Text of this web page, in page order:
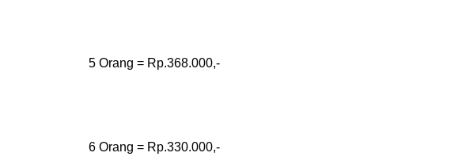
5 Orang = Rp.368.000,-
6 Orang = Rp.330.000,-